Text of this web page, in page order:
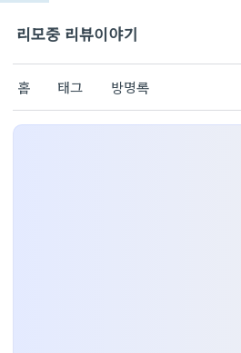
리모중 리뷰이야기
홈 태그 방명록